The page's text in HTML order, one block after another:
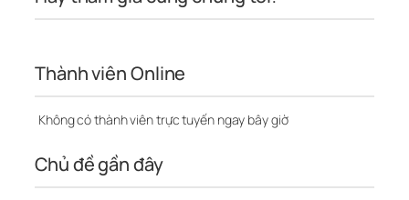
Thành viên Online
Không có thành viên trực tuyến ngay bây giờ
Chủ đề gần đây